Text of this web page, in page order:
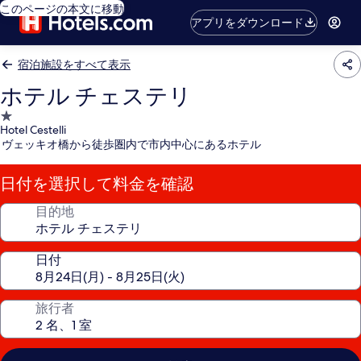
このページの本文に移動
アプリをダウンロード
宿泊施設をすべて表示
ホテル チェステリ
1.0
つ
星
宿
泊
施
Hotel Cestelli
ヴェッキオ橋から徒歩圏内で市内中心にあるホテル
日付を選択して料金を確認
目的地
日付
旅行者